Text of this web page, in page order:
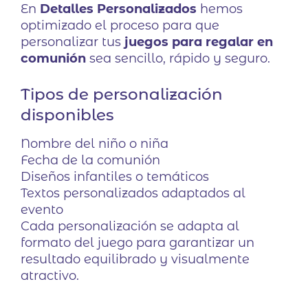
En Detalles Personalizados hemos
optimizado el proceso para que
personalizar tus juegos para regalar en
comunión sea sencillo, rápido y seguro.
Tipos de personalización
disponibles
Nombre del niño o niña
Fecha de la comunión
Diseños infantiles o temáticos
Textos personalizados adaptados al
evento
Cada personalización se adapta al
formato del juego para garantizar un
resultado equilibrado y visualmente
atractivo.